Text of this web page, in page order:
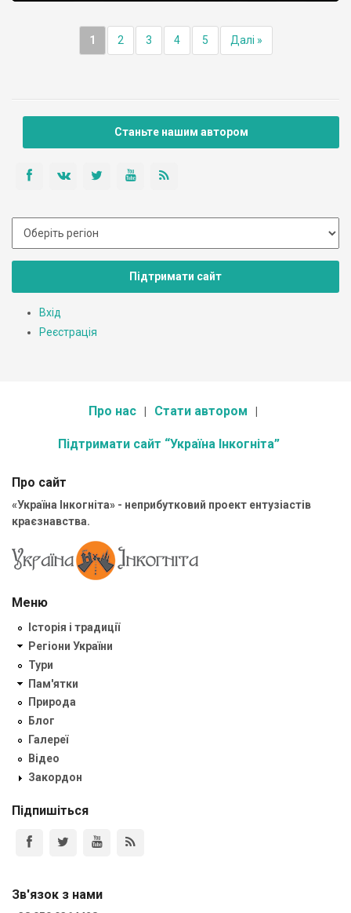
1 2 3 4 5 Далі »
Станьте нашим автором
Підтримати сайт
Вхід
Реєстрація
Про нас Стати автором
Підтримати сайт “Україна Інкогніта”
Про сайт
«Україна Інкогніта» - неприбутковий проект ентузіастів
краєзнавства.
Меню
Історія і традиції
Регіони України
Тури
Пам'ятки
Природа
Блог
Галереї
Відео
Закордон
Підпишіться
Зв'язок з нами